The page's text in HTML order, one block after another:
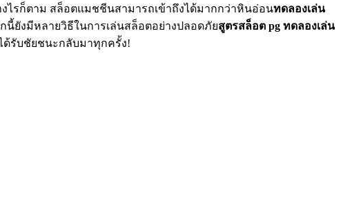
รก็ตาม สล็อตแมชชีนสามารถเข้าถึงได้มากกว่าหินอ่อนทดลองเล่น
ยังมีหลายวิธีในการเล่นสล็อตอย่างปลอดภัยสูตรสล็อต pg ทดลองเล่น
รับชัยชนะกลับมาทุกครั้ง!